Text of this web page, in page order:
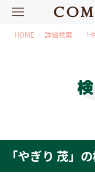
HOME chevron_right 詳細検索 chevron_right
「やぎり 茂」